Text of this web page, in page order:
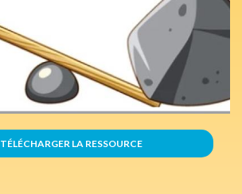
TÉLÉCHARGER LA RESSOURCE